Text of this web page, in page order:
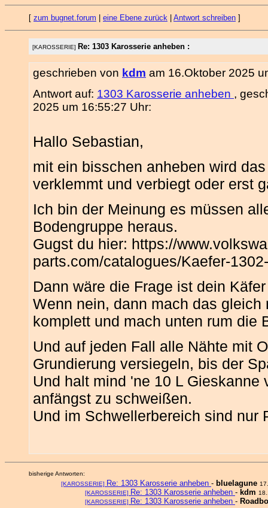
[ zum bugnet.forum eine Ebene zurück Antwort schreiben ]
[KAROSSERIE] Re: 1303 Karosserie anheben :
geschrieben von kdm am 16.Oktober 2025
Antwort auf: 1303 Karosserie anheben ,
2025 um 16:55:27 Uhr:
Hallo Sebastian,
mit ein bisschen anheben wird
verklemmt und verbiegt oder erst
Ich bin der Meinung es müssen
Bodengruppe heraus.
Gugst du hier: https://
parts.com/catalogues/Kaefer-
Dann wäre die Frage ist dein
Wenn nein, dann mach das
komplett und mach unten rum die
Und auf jeden Fall alle Nähte mit
Grundierung versiegeln, bis der
Und halt mind 'ne 10 L
anfängst zu schweißen.
Und im Schwellerbereich sind nur
bisherige Antworten:
[KAROSSERIE] Re: 1303 Karosserie anheben - bluelagune
[KAROSSERIE] Re: 1303 Karosserie anheben - kdm
[KAROSSERIE] Re: 1303 Karosserie anheben -